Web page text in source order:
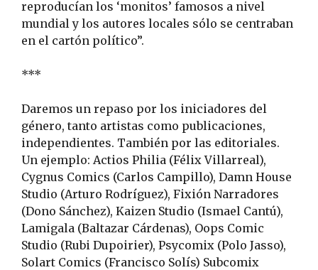
reproducían los ‘monitos’ famosos a nivel
mundial y los autores locales sólo se centraban
en el cartón político”.
***
Daremos un repaso por los iniciadores del
género, tanto artistas como publicaciones,
independientes. También por las editoriales.
Un ejemplo: Actios Philia (Félix Villarreal),
Cygnus Comics (Carlos Campillo), Damn House
Studio (Arturo Rodríguez), Fixión Narradores
(Dono Sánchez), Kaizen Studio (Ismael Cantú),
Lamigala (Baltazar Cárdenas), Oops Comic
Studio (Rubi Dupoirier), Psycomix (Polo Jasso),
Solart Comics (Francisco Solís) Subcomix